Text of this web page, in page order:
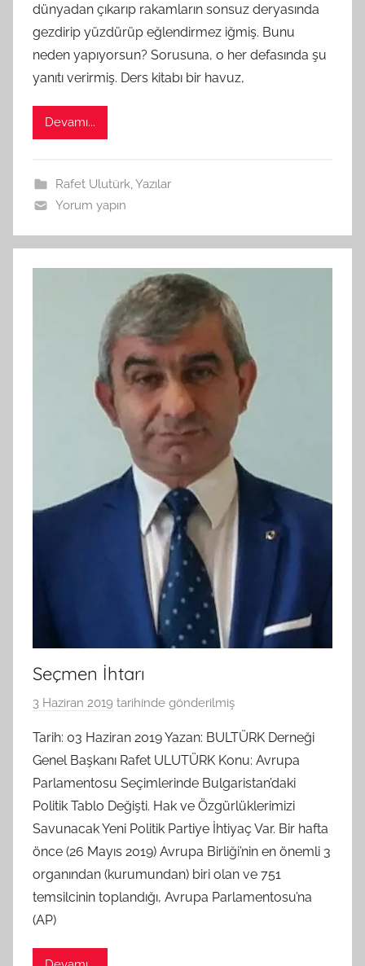
r
a
f
ı
dünyadan çıkarıp rakamların sonsuz deryasında
gezdirip yüzdürüp eğlendirmez iğmiş. Bunu
neden yapıyorsun? Sorusuna, o her defasında şu
yanıtı verirmiş. Ders kitabı bir havuz,
Devamı...
Rafet Ulutürk,Yazılar
Yorum yapın
Seçmen İhtarı
3 Haziran 2019 tarihinde gönderilmiş
S
A
M
t
a
r
a
f
Tarih: 03 Haziran 2019 Yazan: BULTÜRK Derneği
Genel Başkanı Rafet ULUTÜRK Konu: Avrupa
Parlamentosu Seçimlerinde Bulgaristan’daki
Politik Tablo Değişti. Hak ve Özgürlüklerimizi
Savunacak Yeni Politik Partiye İhtiyaç Var. Bir hafta
önce (26 Mayıs 2019) Avrupa Birliği’nin en önemli 3
organından (kurumundan) biri olan ve 751
temsilcinin toplandığı, Avrupa Parlamentosu’na
(AP)